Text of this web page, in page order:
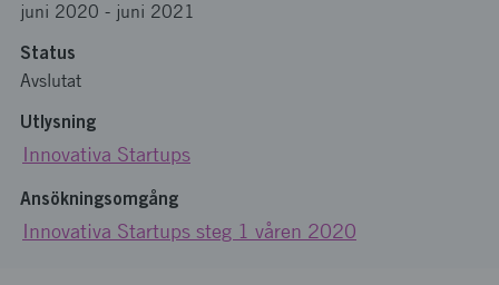
juni 2020 - juni 2021
Status
Avslutat
Utlysning
Innovativa Startups
Ansökningsomgång
Innovativa Startups steg 1 våren 2020